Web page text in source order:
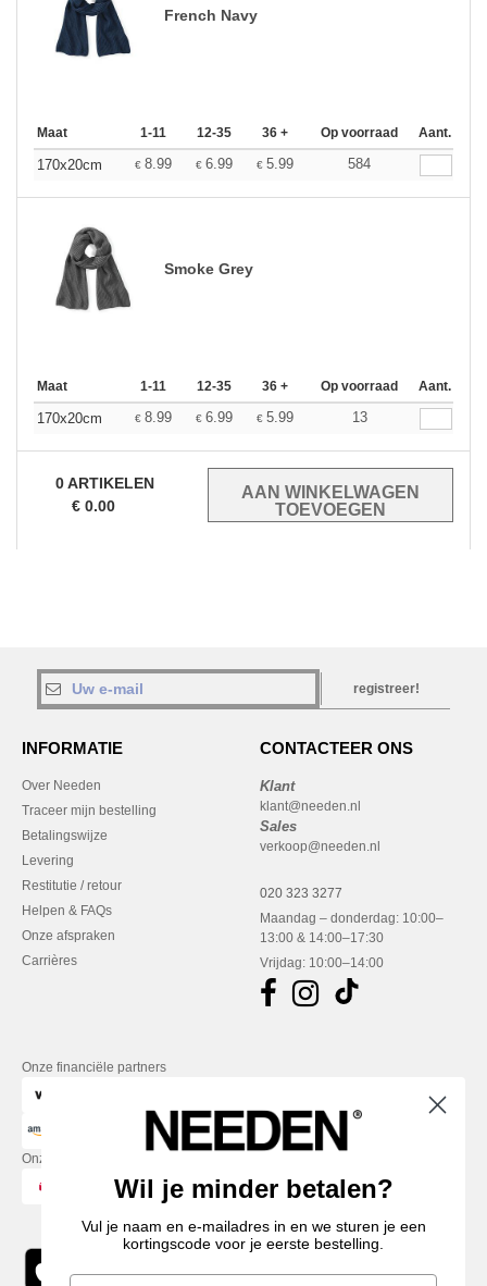
French Navy
Maat 1-11 12-35 36 + Op voorraad Aant.
170x20cm € 8.99 € 6.99 € 5.99 584
Smoke Grey
Maat 1-11 12-35 36 + Op voorraad Aant.
170x20cm € 8.99 € 6.99 € 5.99 13
0ARTIKELEN
€ 0.00
registreer!
INFORMATIE
Over Needen
Traceer mijn bestelling
Betalingswijze
Levering
Restitutie / retour
Helpen & FAQs
Onze afspraken
Carrières
CONTACTEER ONS
Klant
klant@needen.nl
Sales
verkoop@needen.nl
020 323 3277
Maandag – donderdag: 10:00–
13:00 & 14:00–17:30
Vrijdag: 10:00–14:00
Onze financiële partners
Onze transporteurs
Wil je minder betalen?
Vul je naam en e-mailadres in en we sturen je een
kortingscode voor je eerste bestelling.